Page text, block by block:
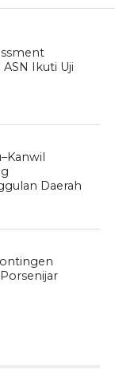
Ikuti Uji
Daerah